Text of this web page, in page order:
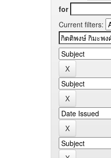
for
Current filters: